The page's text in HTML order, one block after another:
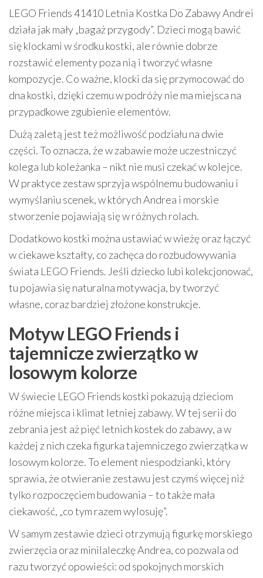
LEGO Friends 41410 Letnia Kostka Do Zabawy Andrei
działa jak mały „bagaż przygody”. Dzieci mogą bawić
się klockami w środku kostki, ale równie dobrze
rozstawić elementy poza nią i tworzyć własne
kompozycje. Co ważne, klocki da się przymocować do
dna kostki, dzięki czemu w podróży nie ma miejsca na
przypadkowe zgubienie elementów.
Dużą zaletą jest też możliwość podziału na dwie
części. To oznacza, że w zabawie może uczestniczyć
kolega lub koleżanka – nikt nie musi czekać w kolejce.
W praktyce zestaw sprzyja wspólnemu budowaniu i
wymyślaniu scenek, w których Andrea i morskie
stworzenie pojawiają się w różnych rolach.
Dodatkowo kostki można ustawiać w wieżę oraz łączyć
w ciekawe kształty, co zachęca do rozbudowywania
świata LEGO Friends. Jeśli dziecko lubi kolekcjonować,
tu pojawia się naturalna motywacja, by tworzyć
własne, coraz bardziej złożone konstrukcje.
Motyw LEGO Friends i
tajemnicze zwierzątko w
losowym kolorze
W świecie LEGO Friends kostki pokazują dzieciom
różne miejsca i klimat letniej zabawy. W tej serii do
zebrania jest aż pięć letnich kostek do zabawy, a w
każdej z nich czeka figurka tajemniczego zwierzątka w
losowym kolorze. To element niespodzianki, który
sprawia, że otwieranie zestawu jest czymś więcej niż
tylko rozpoczęciem budowania – to także mała
ciekawość, „co tym razem wylosuję”.
W samym zestawie dzieci otrzymują figurkę morskiego
zwierzęcia oraz minilaleczkę Andrea, co pozwala od
razu tworzyć opowieści: od spokojnych morskich